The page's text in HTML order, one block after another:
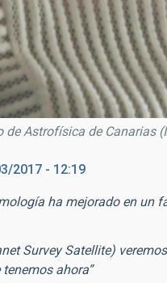
Astrofísica de Canarias
2017 - 12:19
ha mejorado en un
Survey Satellite)
ahora”